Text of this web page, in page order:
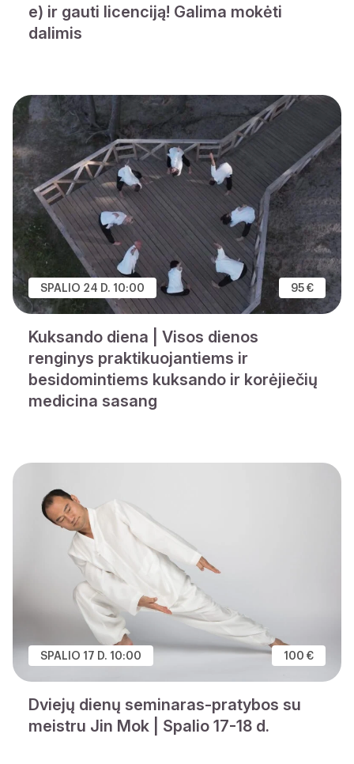
e) ir gauti licenciją! Galima mokėti
dalimis
SPALIO 24 D. 10:00 95 €
Kuksando diena | Visos dienos
renginys praktikuojantiems ir
besidomintiems kuksando ir korėjiečių
medicina sasang
SPALIO 17 D. 10:00 100 €
Dviejų dienų seminaras-pratybos su
meistru Jin Mok | Spalio 17-18 d.